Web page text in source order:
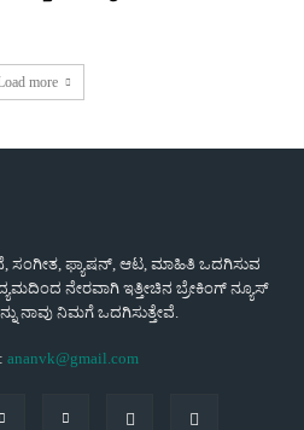
more
ಸಂಗೀತ, ಫ್ಯಾಷನ್, ಆಟ, ಮಾಹಿತಿ ಒದಗಿಸುವ
ನೇರವಾಗಿ ಇತ್ತೀಚಿನ ಬ್ರೇಕಿಂಗ್ ನ್ಯೂಸ್
ನಾವು ನಿಮಗೆ ಒದಗಿಸುತ್ತೇವೆ.
ananvk@gmail.com